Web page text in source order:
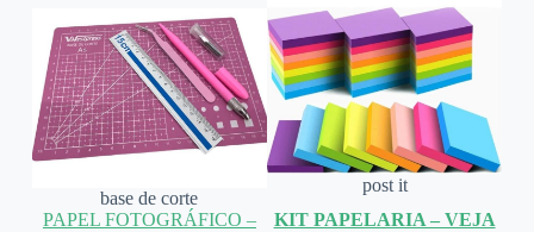
base de corte
post it
PAPEL FOTOGRÁFICO –
KIT PAPELARIA – VEJA